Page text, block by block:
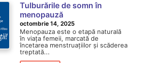
Tulburările de somn în
menopauză
octombrie 14, 2025
Menopauza este o etapă naturală
în viața femeii, marcată de
încetarea menstruațiilor și scăderea
treptată...